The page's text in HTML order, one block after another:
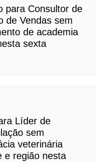
para Consultor de
de Vendas sem
de academia
sexta
Líder de
sem
veterinária
e região nesta